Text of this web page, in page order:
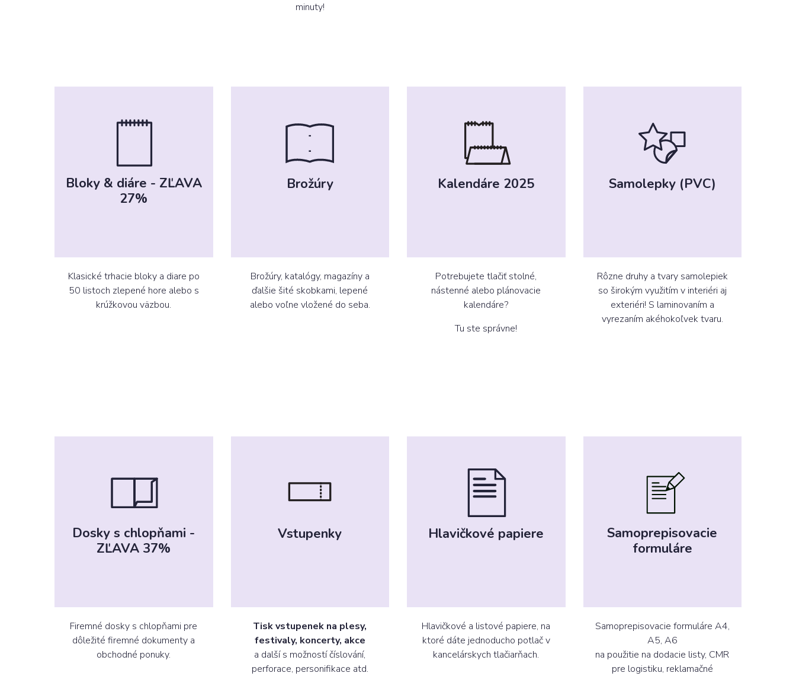
minuty!
Bloky & diáre - ZĽAVA
27%
Klasické trhacie bloky a diare po
50 listoch zlepené hore alebo s
krúžkovou väzbou.
Brožúry
Brožúry, katalógy, magazíny a
ďalšie šité skobkami, lepené
alebo voľne vložené do seba.
Kalendáre 2025
Potrebujete tlačiť stolné,
nástenné alebo plánovacie
kalendáre?
Tu ste správne!
Samolepky (PVC)
Rôzne druhy a tvary samolepiek
so širokým využitím v interiéri aj
exteriéri! S laminovaním a
vyrezaním akéhokoľvek tvaru.
Dosky s chlopňami -
ZĽAVA 37%
Firemné dosky s chlopňami pre
dôležité firemné dokumenty a
obchodné ponuky.
Vstupenky
Tisk vstupenek na plesy,
festivaly, koncerty, akce
a další s možností číslování,
perforace, personifikace atd.
Hlavičkové papiere
Hlavičkové a listové papiere, na
ktoré dáte jednoducho potlač v
kancelárskych tlačiarňach.
Samoprepisovacie
formuláre
Samoprepisovacie formuláre A4,
A5, A6
na použitie na dodacie listy, CMR
pre logistiku, reklamačné